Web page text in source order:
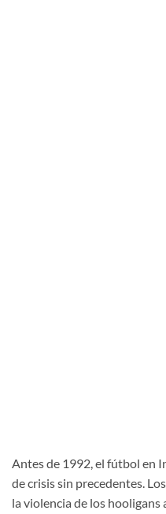
Antes de 1992, el fútbol en
de crisis sin precedentes.
la violencia de los hooligans